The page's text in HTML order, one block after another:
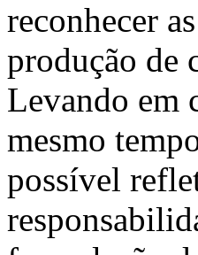
reconhecer
produção de
Levando em
mesmo
possível